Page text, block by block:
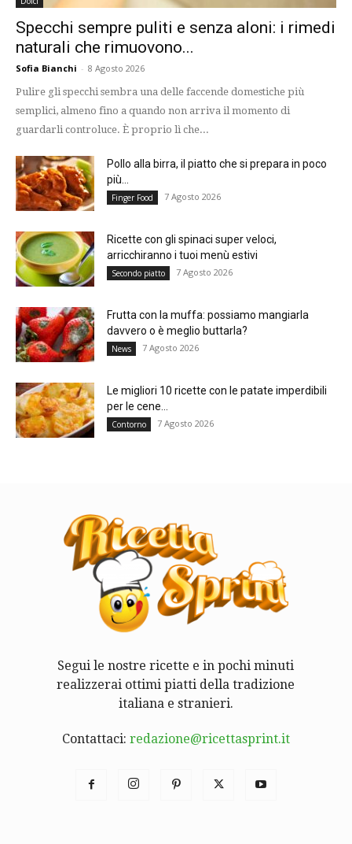
Specchi sempre puliti e senza aloni: i rimedi
naturali che rimuovono...
Sofia Bianchi - 8 Agosto 2026
Pulire gli specchi sembra una delle faccende domestiche più
semplici, almeno fino a quando non arriva il momento di
guardarli controluce. È proprio lì che...
Pollo alla birra, il piatto che si prepara in poco
più...
Finger Food 7 Agosto 2026
Ricette con gli spinaci super veloci,
arricchiranno i tuoi menù estivi
Secondo piatto 7 Agosto 2026
Frutta con la muffa: possiamo mangiarla
davvero o è meglio buttarla?
News 7 Agosto 2026
Le migliori 10 ricette con le patate imperdibili
per le cene...
Contorno 7 Agosto 2026
Segui le nostre ricette e in pochi minuti
realizzerai ottimi piatti della tradizione
italiana e stranieri.
Contattaci: redazione@ricettasprint.it